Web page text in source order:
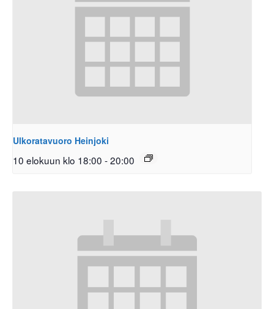
Ulkoratavuoro Heinjoki
10 elokuun klo 18:00 -20:00